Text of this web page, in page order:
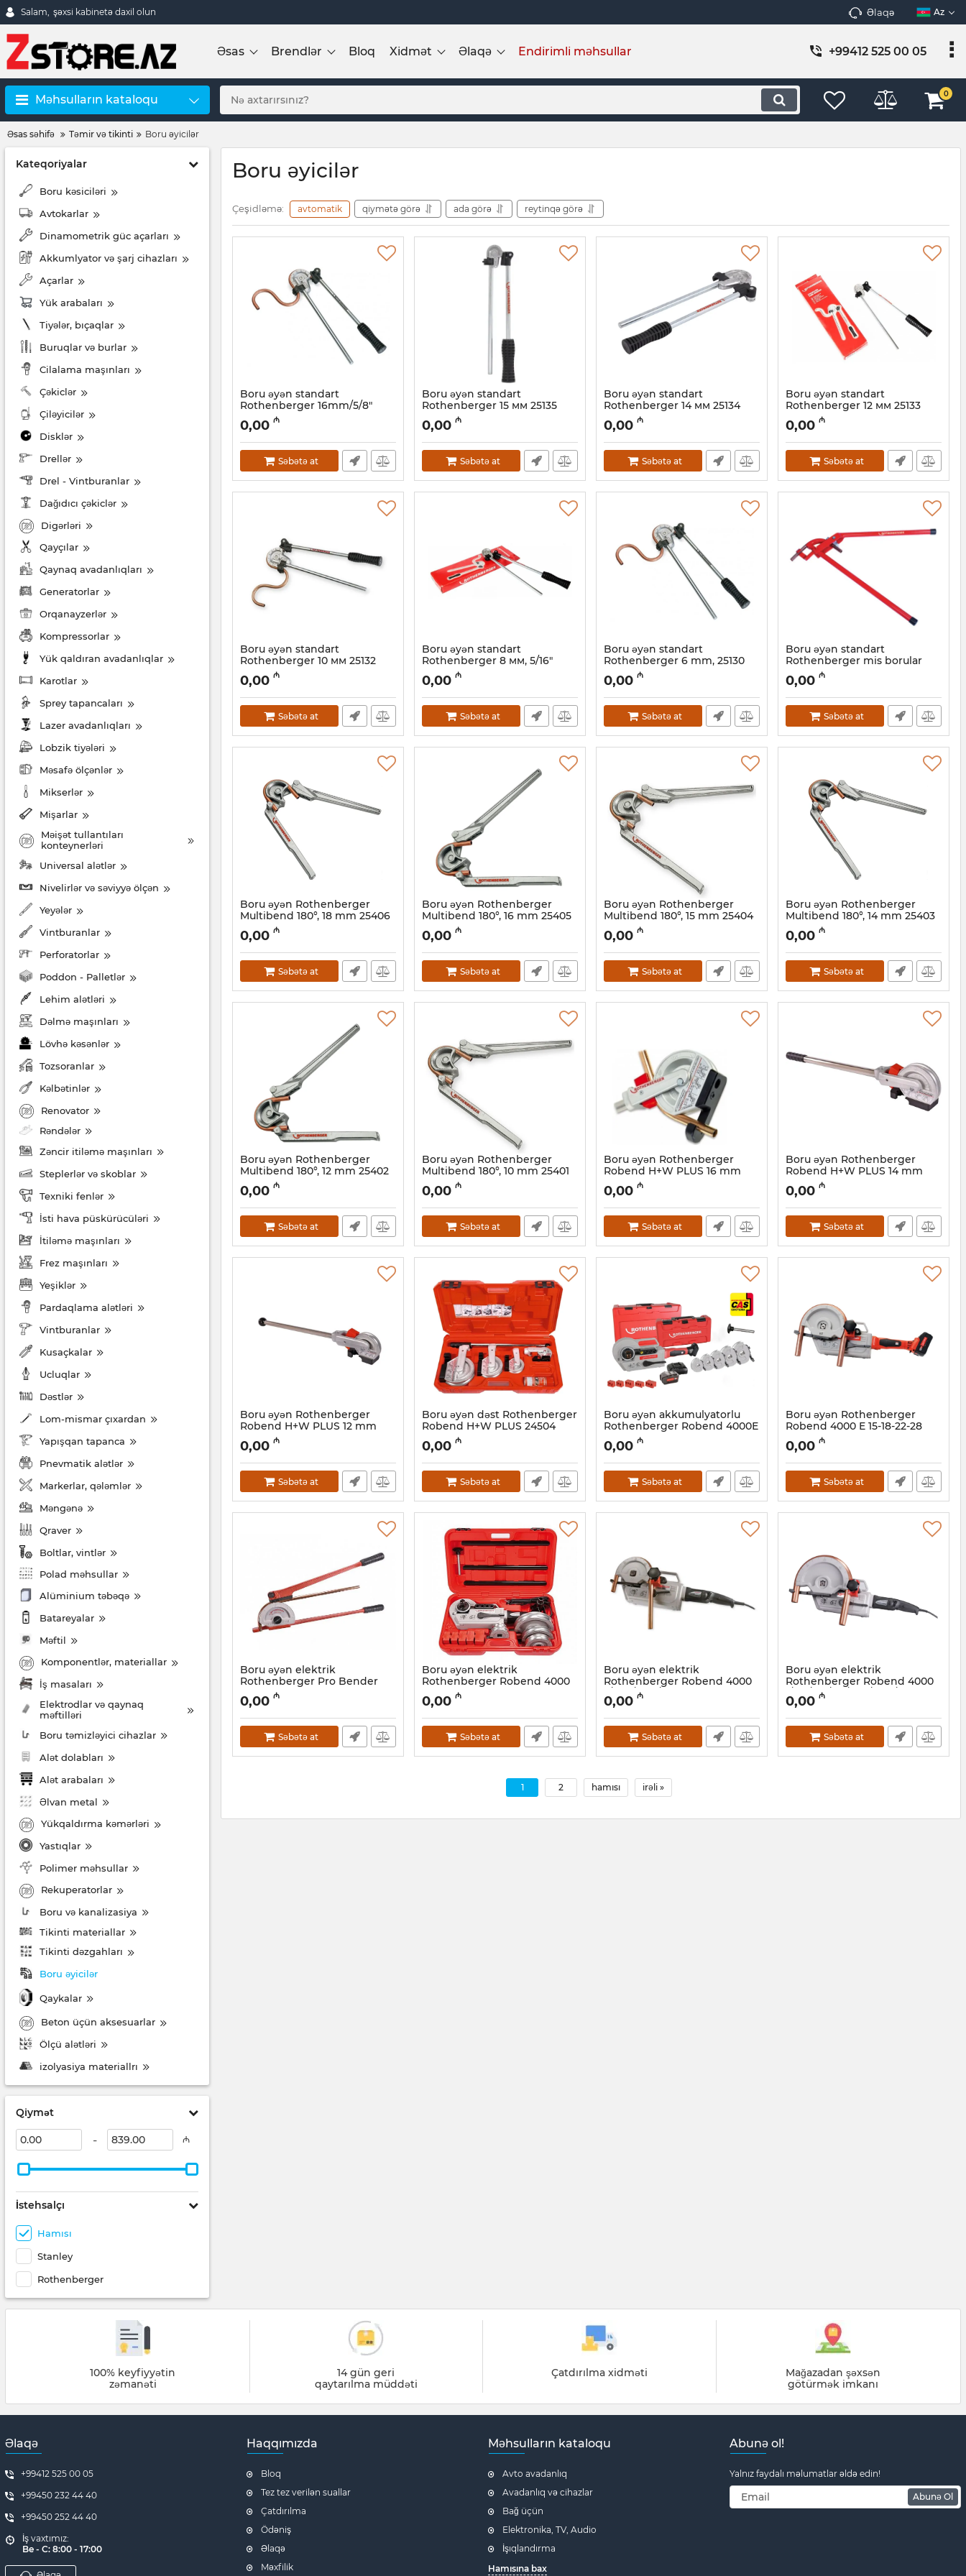
Salam, şəxsi kabinetə daxil olun Əlaqə Az
Əsas Brendlər Bloq Xidmət Əlaqə Endirimli məhsullar +99412 525 00 05
Məhsulların kataloqu 0
Əsas səhifə Təmir və tikinti Boru əyicilər
Kateqoriyalar
Boru kəsiciləri
Avtokarlar
Dinamometrik güc açarları
Akkumlyator və şarj cihazları
Açarlar
Yük arabaları
Tiyələr, bıçaqlar
Buruqlar və burlar
Cilalama maşınları
Çəkiclər
Çiləyicilər
Disklər
Drellər
Drel - Vintburanlar
Dağıdıcı çəkiclər
Digərləri
Qayçılar
Qaynaq avadanlıqları
Generatorlar
Orqanayzerlər
Kompressorlar
Yük qaldıran avadanlıqlar
Karotlar
Sprey tapancaları
Lazer avadanlıqları
Lobzik tiyələri
Məsafə ölçənlər
Mikserlər
Mişarlar
Məişət tullantıları
konteynerləri
Universal alətlər
Nivelirlər və səviyyə ölçən
Yeyələr
Vintburanlar
Perforatorlar
Poddon - Palletlər
Lehim alətləri
Dəlmə maşınları
Lövhə kəsənlər
Tozsoranlar
Kəlbətinlər
Renovator
Rəndələr
Zəncir itiləmə maşınları
Steplerlər və skoblar
Texniki fenlər
İsti hava püskürücüləri
İtiləmə maşınları
Frez maşınları
Yeşiklər
Pardaqlama alətləri
Vintburanlar
Kusaçkalar
Ucluqlar
Dəstlər
Lom-mismar çıxardan
Yapışqan tapanca
Pnevmatik alətlər
Markerlar, qələmlər
Məngənə
Qraver
Boltlar, vintlər
Polad məhsullar
Alüminium təbəqə
Batareyalar
Məftil
Komponentlər, materiallar
İş masaları
Elektrodlar və qaynaq
məftilləri
Boru təmizləyici cihazlar
Alət dolabları
Alət arabaları
Əlvan metal
Yükqaldırma kəmərləri
Yastıqlar
Polimer məhsullar
Rekuperatorlar
Boru və kanalizasiya
Tikinti materiallar
Tikinti dəzgahları
Boru əyicilər
Qaykalar
Beton üçün aksesuarlar
Ölçü alətləri
izolyasiya materiallrı
Qiymət
- ₼
İstehsalçı
Hamısı
Stanley
Rothenberger
Boru əyicilər
Çeşidləmə: avtomatik qiymətə görə ada görə reytinqə görə
Boru əyən standart
Rothenberger 16mm/5/8"
Artikul:
0,00 ₼
Səbətə at
Boru əyən standart
Rothenberger 15 мм 25135
Artikul: 044001110
0,00 ₼
Səbətə at
Boru əyən standart
Rothenberger 14 мм 25134
Artikul: 044001109
0,00 ₼
Səbətə at
Boru əyən standart
Rothenberger 12 мм 25133
0,00 ₼
Səbətə at
Boru əyən standart
Rothenberger 10 мм 25132
Artikul: 044001107
0,00 ₼
Səbətə at
Boru əyən standart
Rothenberger 8 мм, 5/16"
Artikul:
0,00 ₼
Səbətə at
Boru əyən standart
Rothenberger 6 mm, 25130
Artikul: 044001105
0,00 ₼
Səbətə at
Boru əyən standart
Rothenberger mis borular
üçün 22 мм 462222
Artikul:
0,00 ₼
Səbətə at
Boru əyən Rothenberger
Multibend 180°, 18 mm 25406
Artikul: 044001103
0,00 ₼
Səbətə at
Boru əyən Rothenberger
Multibend 180°, 16 mm 25405
Artikul: 044001102
0,00 ₼
Səbətə at
Boru əyən Rothenberger
Multibend 180°, 15 mm 25404
Artikul: 044001101
0,00 ₼
Səbətə at
Boru əyən Rothenberger
Multibend 180°, 14 mm 25403
Artikul: 044001100
0,00 ₼
Səbətə at
Boru əyən Rothenberger
Multibend 180°, 12 mm 25402
Artikul: 044001099
0,00 ₼
Səbətə at
Boru əyən Rothenberger
Multibend 180°, 10 mm 25401
Artikul: 044001098
0,00 ₼
Səbətə at
Boru əyən Rothenberger
Robend H+W PLUS 16 mm
Artikul:
0,00 ₼
Səbətə at
Boru əyən Rothenberger
Robend H+W PLUS 14 mm
Artikul:
0,00 ₼
Səbətə at
Boru əyən Rothenberger
Robend H+W PLUS 12 mm
Artikul:
0,00 ₼
Səbətə at
Boru əyən dəst Rothenberger
Robend H+W PLUS 24504
Artikul: 044001094
0,00 ₼
Səbətə at
Boru əyən akkumulyatorlu
Rothenberger Robend 4000Е
12-28 мм 1000003393
Artikul:
0,00 ₼
Səbətə at
Boru əyən Rothenberger
Robend 4000 E 15-18-22-28
mm, 1000003392
Artikul:
0,00 ₼
Səbətə at
Boru əyən elektrik
Rothenberger Pro Bender
1000000445
Artikul:
0,00 ₼
Səbətə at
Boru əyən elektrik
Rothenberger Robend 4000
15-18-22-28-35 1000001567
Artikul:
0,00 ₼
Səbətə at
Boru əyən elektrik
Rothenberger Robend 4000
7/8-1.1/8-1.3/8” 1000001566
Artikul:
0,00 ₼
Səbətə at
Boru əyən elektrik
Rothenberger Robend 4000
1/2-5/8-3/4-7/8-1.1/8-1.3/8”
1000001565
Artikul: 044001013
0,00 ₼
Səbətə at
1 2 hamısı irəli »
100% keyfiyyətin
zəmanəti
14 gün geri
qaytarılma müddəti
Çatdırılma xidməti
Mağazadan şəxsən
götürmək imkanı
Əlaqə
+99412 525 00 05
+99450 232 44 40
+99450 252 44 40
İş vaxtımız:
Be - C: 8:00 - 17:00
Haqqımızda
Bloq
Tez tez verilən suallar
Çatdırılma
Ödəniş
Əlaqə
Məxfilik
Məhsulların kataloqu
Avto avadanlıq
Avadanlıq və cihazlar
Bağ üçün
Elektronika, TV, Audio
İşıqlandırma
Hamısına bax
Abunə ol!
Yalnız faydalı məlumatlar əldə edin!
Abunə Ol